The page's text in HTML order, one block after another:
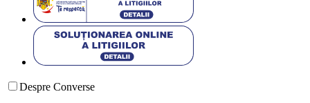
Despre Converse